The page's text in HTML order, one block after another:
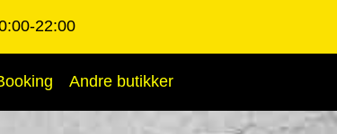
22:00
Andre butikker